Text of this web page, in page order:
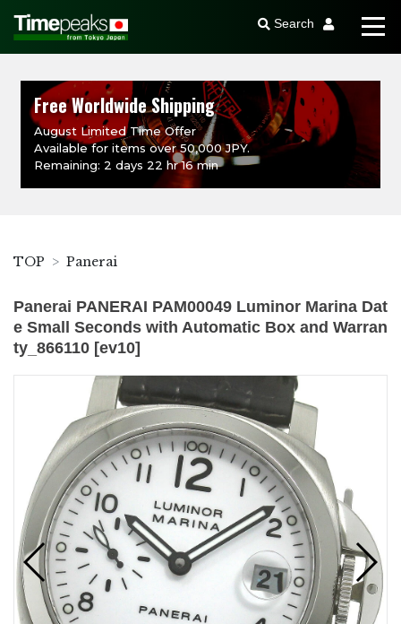
Search
Free Worldwide Shipping
August Limited Time Offer
Available for items over 50,000 JPY.
Remaining: 2 days 22 hr 16 min
TOP Panerai
Panerai PANERAI PAM00049 Luminor Marina Dat
e Small Seconds with Automatic Box and Warran
ty_866110 [ev10]